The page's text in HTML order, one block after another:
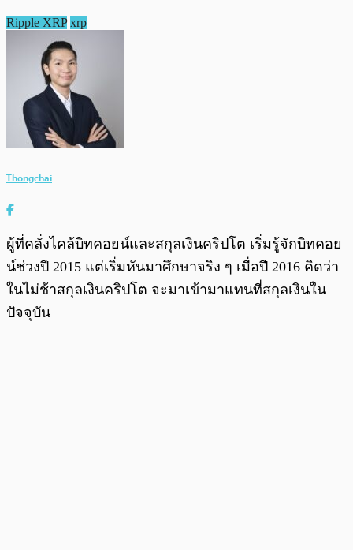
Ripple XRP xrp
Thongchai
ผู้ที่คลั่งไคล้บิทคอยน์และสกุลเงินคริปโต เริ่มรู้จักบิทคอย
น์ช่วงปี 2015 แต่เริ่มหันมาศึกษาจริง ๆ เมื่อปี 2016 คิดว่า
ในไม่ช้าสกุลเงินคริปโต จะมาเข้ามาแทนที่สกุลเงินใน
ปัจจุบัน